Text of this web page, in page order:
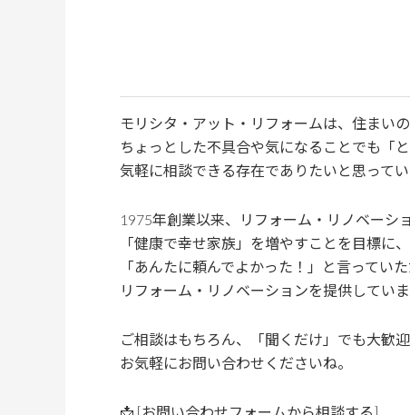
モリシタ・アット・リフォームは、住まいの
ちょっとした不具合や気になることでも「
気軽に相談できる存在でありたいと思ってい
1975年創業以来、リフォーム・リノベーシ
「健康で幸せ家族」を増やすことを目標に、
「あんたに頼んでよかった！」と言ってい
リフォーム・リノベーションを提供していま
ご相談はもちろん、「聞くだけ」でも大歓迎
お気軽にお問い合わせくださいね。